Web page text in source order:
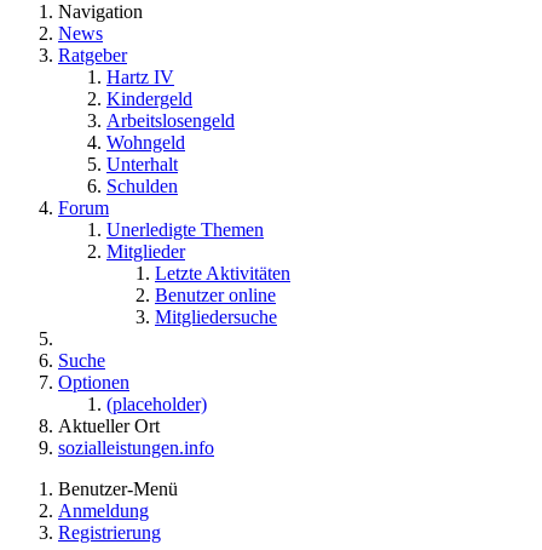
Navigation
News
Ratgeber
Hartz IV
Kindergeld
Arbeitslosengeld
Wohngeld
Unterhalt
Schulden
Forum
Unerledigte Themen
Mitglieder
Letzte Aktivitäten
Benutzer online
Mitgliedersuche
Suche
Optionen
(placeholder)
Aktueller Ort
sozialleistungen.info
Benutzer-Menü
Anmeldung
Registrierung